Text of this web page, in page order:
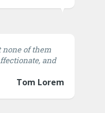
none of them
and
Tom Lorem